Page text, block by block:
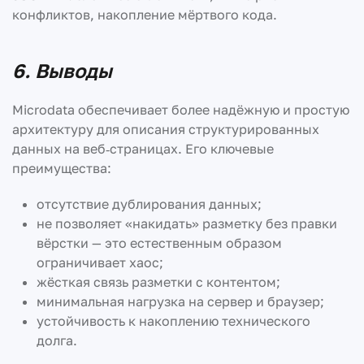
конфликтов, накопление мёртвого кода.
6. Выводы
Microdata обеспечивает более надёжную и простую
архитектуру для описания структурированных
данных на веб‑страницах. Его ключевые
преимущества:
отсутствие дублирования данных;
не позволяет «накидать» разметку без правки
вёрстки — это естественным образом
ограничивает хаос;
жёсткая связь разметки с контентом;
минимальная нагрузка на сервер и браузер;
устойчивость к накоплению технического
долга.